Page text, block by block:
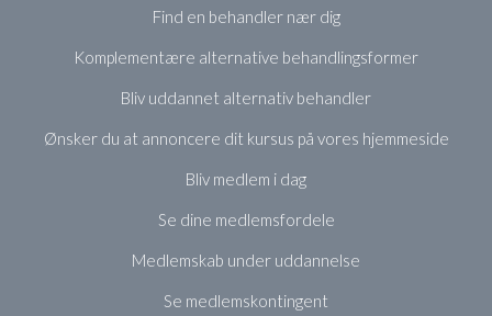
Find en behandler nær dig
Komplementære alternative behandlingsformer
Bliv uddannet alternativ behandler
Ønsker du at annoncere dit kursus på vores hjemmeside
Bliv medlem i dag
Se dine medlemsfordele
Medlemskab under uddannelse
Se medlemskontingent